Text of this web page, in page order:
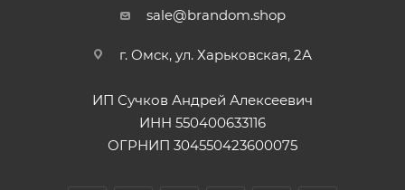
sale@brandom.shop
г. Омск, ул. Харьковская, 2А
ИП Сучков Андрей Алексеевич
ИНН 550400633116
ОГРНИП 304550423600075